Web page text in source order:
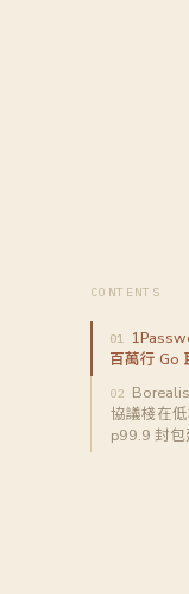
CONTENTS
百萬行 Go
協議棧在
p99.9 封